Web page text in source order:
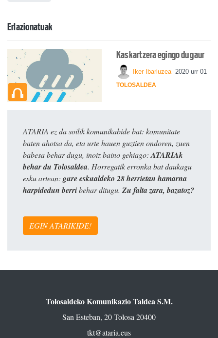
Erlazionatuak
Kaskartzera egingo du gaur
Iker Ibarluzea 2020 urr 01
TOLOSALDEA
ATARIA ez da soilik komunikabide bat: komunitate
baten ahotsa da, eta urte hauen guztien ondoren, zuen
babesa behar dugu, inoiz baino gehiago: ATARIAk
behar du Tolosaldea. Horregatik erronka bat daukagu
esku artean: gure eskualdeko 28 herrietan hamarna
harpidedun berribehar ditugu. Zu falta zara, bazatoz?
EGIN ATARIKIDE!
Tolosaldeko Komunikazio Taldea S.M.
San Esteban, 20 Tolosa 20400
tkt@ataria.eus